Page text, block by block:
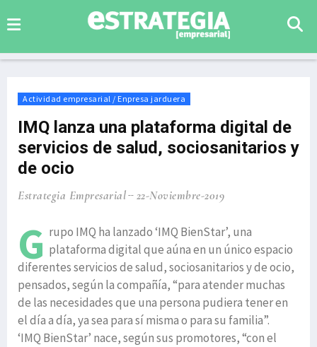
Actividad empresarial / Enpresa jarduera
IMQ lanza una plataforma digital de
servicios de salud, sociosanitarios y
de ocio
Estrategia Empresarial 22-Noviembre-2019
G rupo IMQ ha lanzado ‘IMQ BienStar’, una
plataforma digital que aúna en un único espacio
diferentes servicios de salud, sociosanitarios y de ocio,
pensados, según la compañía, “para atender muchas
de las necesidades que una persona pudiera tener en
el día a día, ya sea para sí misma o para su familia”.
‘IMQ BienStar’ nace, según sus promotores, “con el